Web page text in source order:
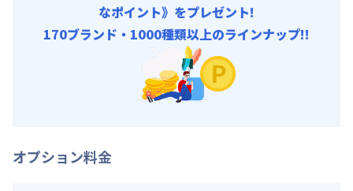
なポイント》をプレゼント!
170ブランド・1000種類以上のラインナップ!!
オプション料金